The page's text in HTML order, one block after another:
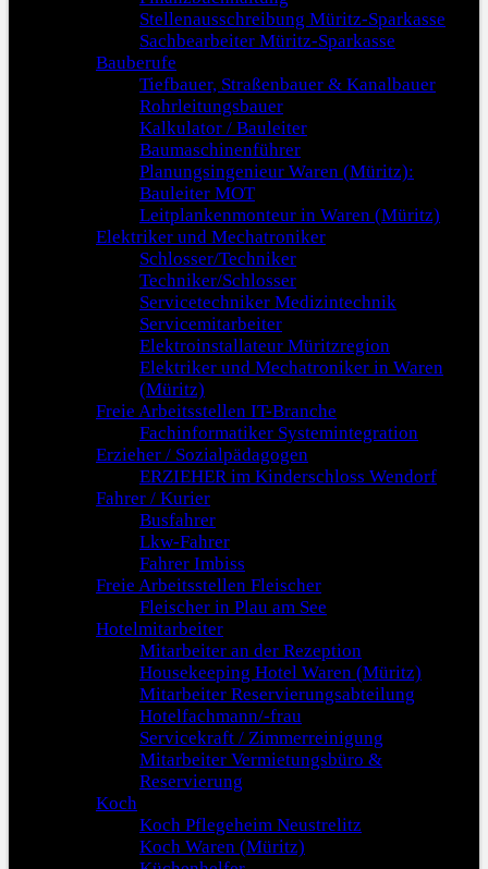
Stellenausschreibung Müritz-Sparkasse
Sachbearbeiter Müritz-Sparkasse
Bauberufe
Tiefbauer, Straßenbauer & Kanalbauer
Rohrleitungsbauer
Kalkulator / Bauleiter
Baumaschinenführer
Planungsingenieur Waren (Müritz):
Bauleiter MOT
Leitplankenmonteur in Waren (Müritz)
Elektriker und Mechatroniker
Schlosser/Techniker
Techniker/Schlosser
Servicetechniker Medizintechnik
Servicemitarbeiter
Elektroinstallateur Müritzregion
Elektriker und Mechatroniker in Waren
(Müritz)
Freie Arbeitsstellen IT-Branche
Fachinformatiker Systemintegration
Erzieher / Sozialpädagogen
ERZIEHER im Kinderschloss Wendorf
Fahrer / Kurier
Busfahrer
Lkw-Fahrer
Fahrer Imbiss
Freie Arbeitsstellen Fleischer
Fleischer in Plau am See
Hotelmitarbeiter
Mitarbeiter an der Rezeption
Housekeeping Hotel Waren (Müritz)
Mitarbeiter Reservierungsabteilung
Hotelfachmann/-frau
Servicekraft / Zimmerreinigung
Mitarbeiter Vermietungsbüro &
Reservierung
Koch
Koch Pflegeheim Neustrelitz
Koch Waren (Müritz)